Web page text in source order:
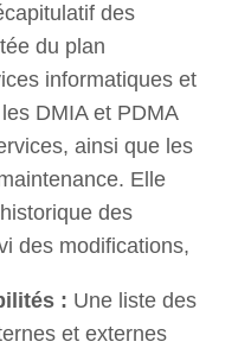
des
du plan
informatiques et
DMIA et PDMA
ainsi que les
Elle
des
des modifications,
: Une liste des
et externes